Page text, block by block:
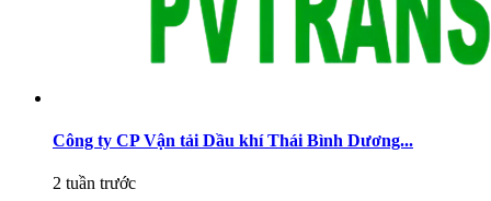
Công ty CP Vận tải Dầu khí Thái Bình Dương...
2 tuần trước